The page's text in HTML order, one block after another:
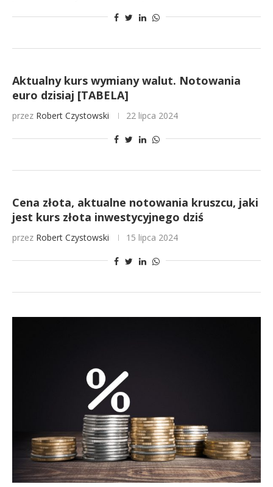
Aktualny kurs wymiany walut. Notowania
euro dzisiaj [TABELA]
przez Robert Czystowski 22 lipca 2024
Cena złota, aktualne notowania kruszcu, jaki
jest kurs złota inwestycyjnego dziś
przez Robert Czystowski 15 lipca 2024